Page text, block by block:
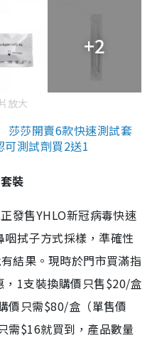
+2
放大
莎莎開賣6款快速測試套
測試劑買2送1
裝
發售YHLO新冠病毒快速
拭子方式採樣，準確性
結果。現時於門市買滿指
，1支裝換購價只售$20/盒
價只需$80/盒（單售價
需$16就買到，產品數量